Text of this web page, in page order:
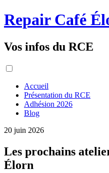
Repair Café
Vos infos du RCE
Accueil
Présentation du RCE
Adhésion 2026
Blog
20 juin 2026
Les prochains
Élorn